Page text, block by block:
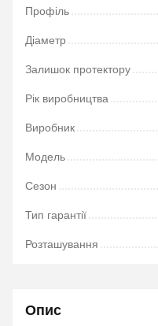
Профіль
Діаметр
Залишок протектору
Рік виробництва
Виробник
Модель
Сезон
Тип гарантії
Розташування
Опис